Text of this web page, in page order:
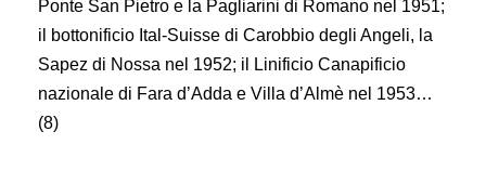
Ponte San Pietro e la Pagliarini di Romano nel 1951;
il bottonificio Ital-Suisse di Carobbio degli Angeli, la
Sapez di Nossa nel 1952; il Linificio Canapificio
nazionale di Fara d’Adda e Villa d’Almè nel 1953…
(8)